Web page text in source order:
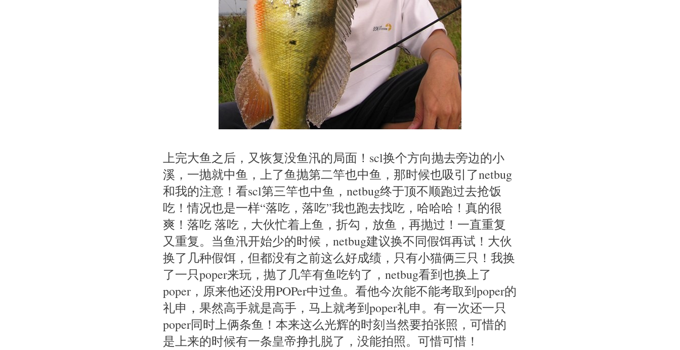
上完大鱼之后，又恢复没鱼汛的局面！scl换个方向抛去旁边的小
溪，一抛就中鱼，上了鱼抛第二竿也中鱼，那时候也吸引了netbug
和我的注意！看scl第三竿也中鱼，netbug终于顶不顺跑过去抢饭
吃！情况也是一样“落吃，落吃”我也跑去找吃，哈哈哈！真的很
爽！落吃 落吃，大伙忙着上鱼，折勾，放鱼，再抛过！一直重复
又重复。当鱼汛开始少的时候，netbug建议换不同假饵再试！大伙
换了几种假饵，但都没有之前这么好成绩，只有小猫俩三只！我换
了一只poper来玩，抛了几竿有鱼吃钓了，netbug看到也换上了
poper，原来他还没用POPer中过鱼。看他今次能不能考取到poper的
礼申，果然高手就是高手，马上就考到poper礼申。有一次还一只
poper同时上俩条鱼！本来这么光辉的时刻当然要拍张照，可惜的
是上来的时候有一条皇帝挣扎脱了，没能拍照。可惜可惜！